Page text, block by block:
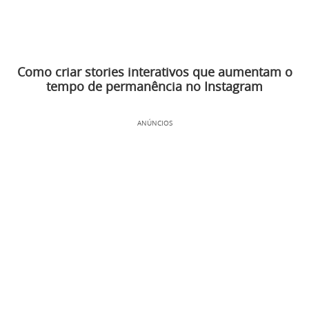
Como criar stories interativos que aumentam o
tempo de permanência no Instagram
ANÚNCIOS